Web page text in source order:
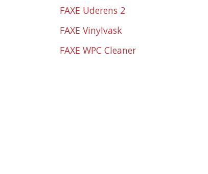
FAXE Uderens 2
FAXE Vinylvask
FAXE WPC Cleaner